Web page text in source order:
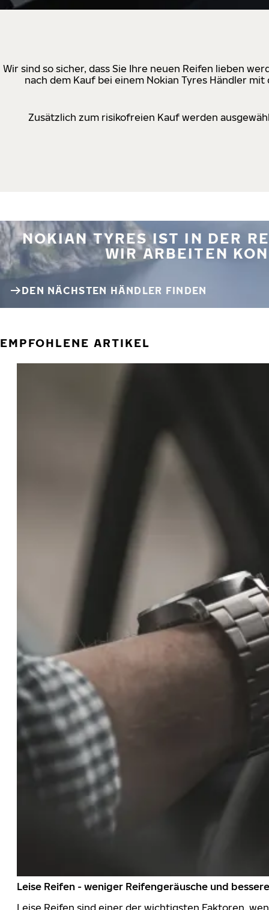
Wir sind so sicher, dass Sie Ihre neuen Reifen lieben
nach dem Kauf bei einem Nokian Tyres Händler
Zusätzlich zum risikofreien Kauf werden
NOKIAN TYRES IST IN DER
WIR ARBEITEN
DEN NÄCHSTEN HÄNDLER FINDEN
EMPFOHLENE ARTIKEL
Leise Reifen - weniger Reifengeräusche und